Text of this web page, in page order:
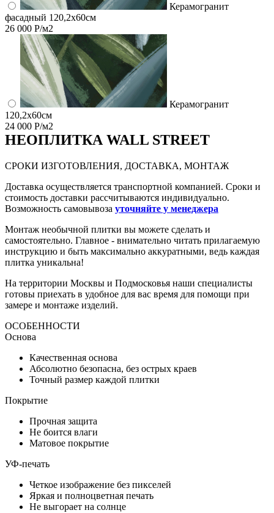
Керамогранит
фасадный 120,2x60см
26 000 Р/м2
Керамогранит
120,2x60см
24 000 Р/м2
НЕОПЛИТКА WALL STREET
СРОКИ ИЗГОТОВЛЕНИЯ, ДОСТАВКА, МОНТАЖ
Доставка осуществляется транспортной компанией. Сроки и
стоимость доставки рассчитываются индивидуально.
Возможность самовывоза уточняйте у менеджера
Монтаж необычной плитки вы можете сделать и
самостоятельно. Главное - внимательно читать прилагаемую
инструкцию и быть максимально аккуратными, ведь каждая
плитка уникальна!
На территории Москвы и Подмосковья наши специалисты
готовы приехать в удобное для вас время для помощи при
замере и монтаже изделий.
ОСОБЕННОСТИ
Основа
Качественная основа
Абсолютно безопасна, без острых краев
Точный размер каждой плитки
Покрытие
Прочная защита
Не боится влаги
Матовое покрытие
УФ-печать
Четкое изображение без пикселей
Яркая и полноцветная печать
Не выгорает на солнце